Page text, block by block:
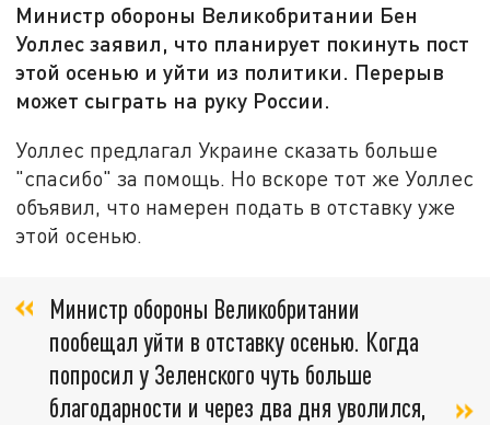
Министр обороны Великобритании Бен
Уоллес заявил, что планирует покинуть пост
этой осенью и уйти из политики. Перерыв
может сыграть на руку России.
Уоллес предлагал Украине сказать больше
"спасибо" за помощь. Но вскоре тот же Уоллес
объявил, что намерен подать в отставку уже
этой осенью.
Министр обороны Великобритании
пообещал уйти в отставку осенью. Когда
попросил у Зеленского чуть больше
благодарности и через два дня уволился,